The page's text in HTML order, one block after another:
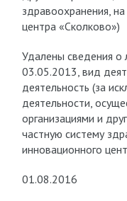
здравоохранения,
центра «Сколково»)
Удалены сведения
03.05.2013, вид
деятельность (за
деятельности,
организациями и
частную систему
инновационного
01.08.2016